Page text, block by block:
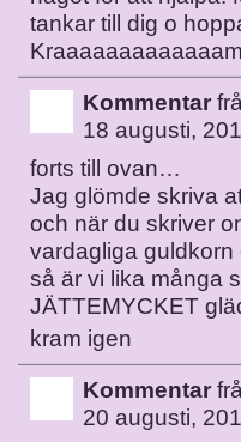
tankar till dig o
Kommentar
18 augusti,
forts till ovan…
Jag glömde skriva
och när du skriver
vardagliga
så är vi lika många
JÄTTEMYCKET
kram igen
Kommentar
20 augusti,